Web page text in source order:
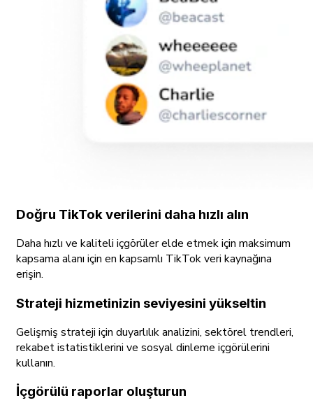
Doğru TikTok verilerini daha hızlı alın
Daha hızlı ve kaliteli içgörüler elde etmek için maksimum
kapsama alanı için en kapsamlı TikTok veri kaynağına
erişin.
Strateji hizmetinizin seviyesini yükseltin
Gelişmiş strateji için duyarlılık analizini, sektörel trendleri,
rekabet istatistiklerini ve sosyal dinleme içgörülerini
kullanın.
İçgörülü raporlar oluşturun